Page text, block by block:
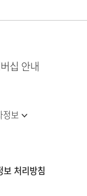
십 안내
정보
보 처리방침